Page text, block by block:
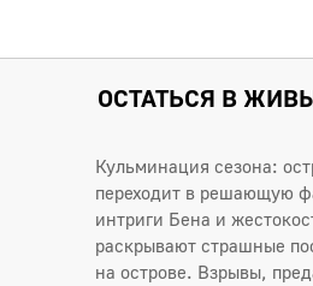
ОСТАТЬСЯ В
Кульминация сезона:
переходит в решающую
интриги Бена и
раскрывают страшные
на острове. Взрывы,